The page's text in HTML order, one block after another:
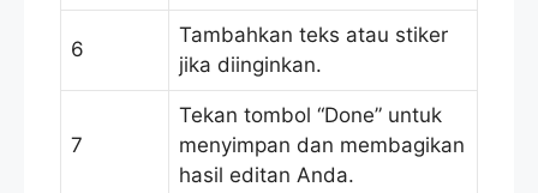
6
Tambahkan teks atau stiker
jika diinginkan.
7
Tekan tombol “Done” untuk
menyimpan dan membagikan
hasil editan Anda.